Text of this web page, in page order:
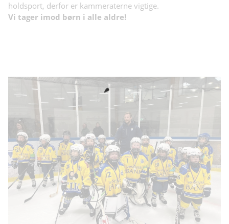
holdsport, derfor er kammeraterne vigtige.
Vi tager imod børn i alle aldre!